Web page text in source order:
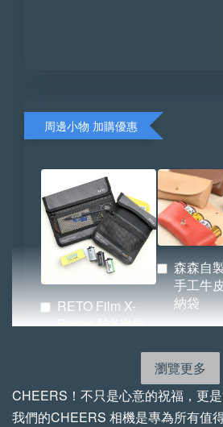
周邊小物 加購優惠
RETO Film X-
Protec 防X光袋
NT$ 855
NT$ 950
- +
森森自
手工牛
納袋
NT$ 522
NT$ 580
瀏覽更多
CHEERS！不只是心意的祝福，更
我們的CHEERS 相機是專為所有值